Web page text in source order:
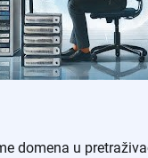
domena u